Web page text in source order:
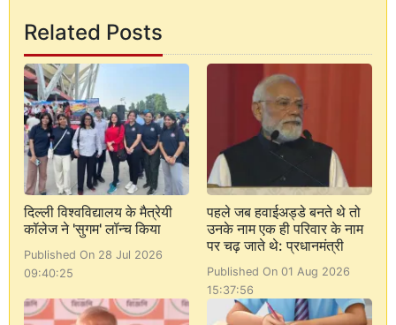
Related Posts
दिल्ली विश्वविद्यालय के मैत्रेयी
कॉलेज ने 'सुगम' लॉन्च किया
Published On 28 Jul 2026
09:40:25
पहले जब हवाईअड्डे बनते थे तो
उनके नाम एक ही परिवार के नाम
पर चढ़ जाते थे: प्रधानमंत्री
Published On 01 Aug 2026
15:37:56